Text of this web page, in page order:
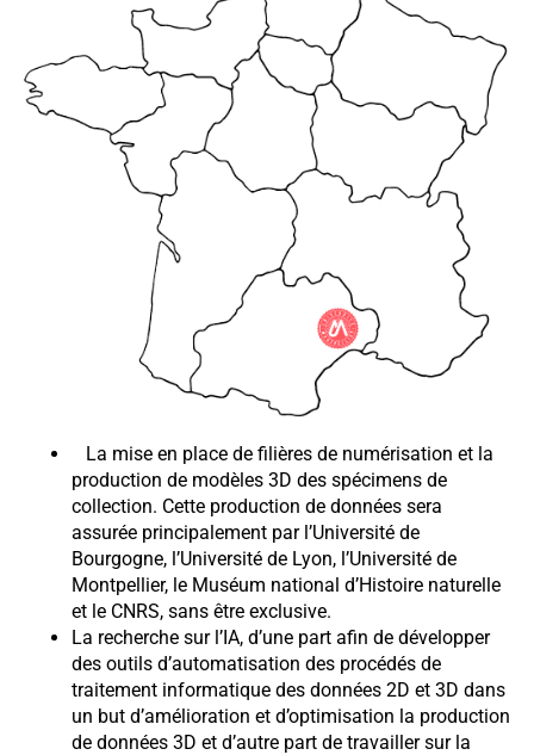
La mise en place de filières de numérisation et la
production de modèles 3D des spécimens de
collection. Cette production de données sera
assurée principalement par l’Université de
Bourgogne, l’Université de Lyon, l’Université de
Montpellier, le Muséum national d’Histoire naturelle
et le CNRS, sans être exclusive.
La recherche sur l’IA, d’une part afin de développer
des outils d’automatisation des procédés de
traitement informatique des données 2D et 3D dans
un but d’amélioration et d’optimisation la production
de données 3D et d’autre part de travailler sur la